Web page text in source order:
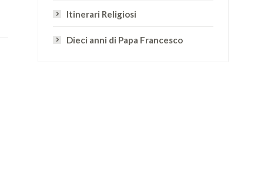
Itinerari Religiosi
Dieci anni di Papa Francesco